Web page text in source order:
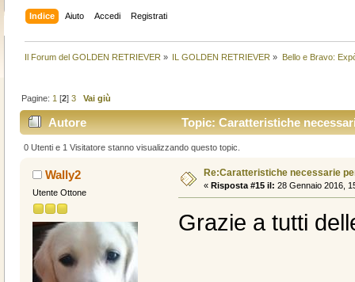
Indice Aiuto Accedi Registrati
Il Forum del GOLDEN RETRIEVER » IL GOLDEN RETRIEVER » Bello e Bravo:
Pagine: 1 [2]3 Vai giù
Autore Topic: Caratteristiche
0 Utenti e 1 Visitatore stanno visualizzando questo topic.
Wally2
Utente Ottone
Re:Caratteristiche necessarie
« Risposta #15 il: 28 Gennaio 2016,
Grazie a tutti